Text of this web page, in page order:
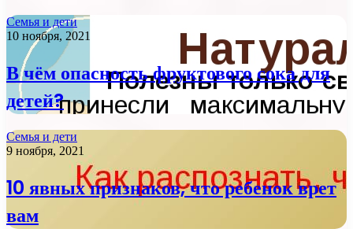
Семья и дети
10 ноября, 2021
В чём опасность фруктового сока для
детей?
Семья и дети
9 ноября, 2021
10 явных признаков, что ребенок врет
вам